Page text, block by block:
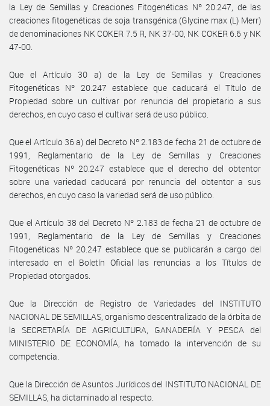
la Ley de Semillas y Creaciones Fitogenéticas Nº 20.247, de las
creaciones fitogenéticas de soja transgénica (Glycine max (L) Merr)
de denominaciones NK COKER 7.5 R, NK 37-00, NK COKER 6.6 y NK
47-00.
Que el Artículo 30 a) de la Ley de Semillas y Creaciones
Fitogenéticas Nº 20.247 establece que caducará el Título de
Propiedad sobre un cultivar por renuncia del propietario a sus
derechos, en cuyo caso el cultivar será de uso público.
Que el Artículo 36 a) del Decreto Nº 2.183 de fecha 21 de octubre de
1991, Reglamentario de la Ley de Semillas y Creaciones
Fitogenéticas Nº 20.247 establece que el derecho del obtentor
sobre una variedad caducará por renuncia del obtentor a sus
derechos, en cuyo caso la variedad será de uso público.
Que el Artículo 38 del Decreto Nº 2.183 de fecha 21 de octubre de
1991, Reglamentario de la Ley de Semillas y Creaciones
Fitogenéticas Nº 20.247 establece que se publicarán a cargo del
interesado en el Boletín Oficial las renuncias a los Títulos de
Propiedad otorgados.
Que la Dirección de Registro de Variedades del INSTITUTO
NACIONAL DE SEMILLAS, organismo descentralizado de la órbita de
la SECRETARÍA DE AGRICULTURA, GANADERÍA Y PESCA del
MINISTERIO DE ECONOMÍA, ha tomado la intervención de su
competencia.
Que la Dirección de Asuntos Jurídicos del INSTITUTO NACIONAL DE
SEMILLAS, ha dictaminado al respecto.